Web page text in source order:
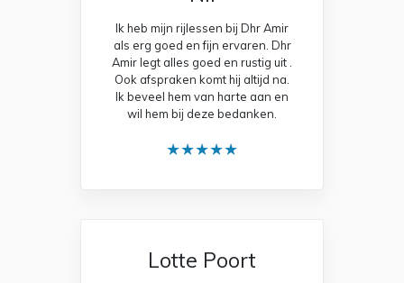
Ik heb mijn rijlessen bij Dhr Amir
als erg goed en fijn ervaren. Dhr
Amir legt alles goed en rustig uit .
Ook afspraken komt hij altijd na.
Ik beveel hem van harte aan en
wil hem bij deze bedanken.
★★★★★
Lotte Poort